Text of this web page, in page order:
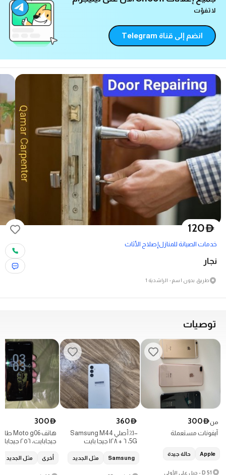
لا تفوّت
انضم إلى قناة Telegram
D
120
خدمات الصيانة للمنازلإصلاح الأثاث
نجار
طريق بدون اسم - الراشدية 1
توصيات
منD
300
آيفونات مستعملة
Apple حالة جيدة
D 51 - جبل علي الأولى
D
360
١٠٠٪ أصلي Samsung M44
5G، ٦ + ١٢٨ جيجا بايت
Samsung مثل الجديد
D
300
جيجابايت، ٢٥٦ جيجابايت
أخرى مثل الجديد